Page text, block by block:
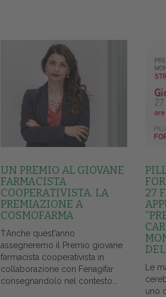
UN PREMIO AL GIOVANE
FARMACISTA
COOPERATIVISTA. LA
PREMIAZIONE A
COSMOFARMA
ŤAnche quest'anno
assegneremo il Premio giovane
farmacista cooperativista in
collaborazione con Fenagifar
consegnandolo nel contesto...
27
Le
uno